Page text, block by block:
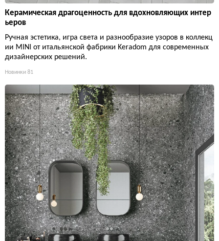
Керамическая драгоценность для вдохновляющих интер
ьеров
Ручная эстетика, игра света и разнообразие узоров в коллекц
ии MINI от итальянской фабрики Keradom для современных
дизайнерских решений.
Новинки 81